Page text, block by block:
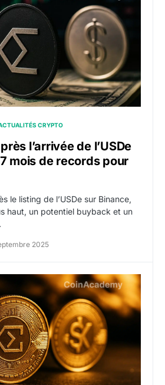
CRYPTO
l’arrivée de l’USDe
mois de records pour
le listing de l’USDe sur Binance,
haut, un potentiel buyback et un
2025
: un plan à 360 millions $